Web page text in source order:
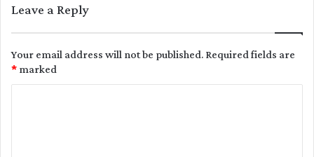
Leave a Reply
Your email address will not be published.Required fields are
marked
*